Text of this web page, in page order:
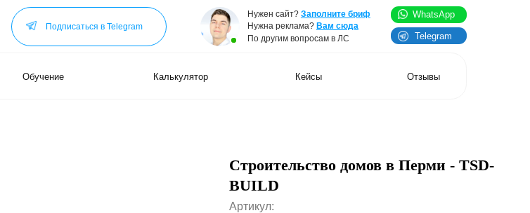
WhatsApp
Telegram
Подписаться в Telegram
Нужен сайт?Заполните бриф
Нужна реклама? Вам сюда
По другим вопросам в ЛС
Строительство домов в Перми - TSD-
BUILD
Артикул: